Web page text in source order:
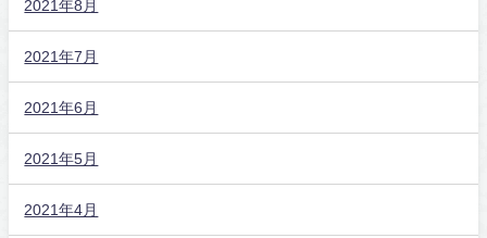
2021年8月
2021年7月
2021年6月
2021年5月
2021年4月